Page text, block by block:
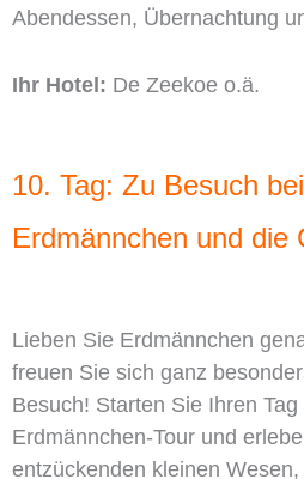
Abendessen, Übernachtung
Ihr Hotel: De Zeekoe o.ä.
10. Tag: Zu Besuch
Erdmännchen und die
Lieben Sie Erdmännchen
freuen Sie sich ganz
Besuch! Starten Sie Ihren
Erdmännchen-Tour und
entzückenden kleinen